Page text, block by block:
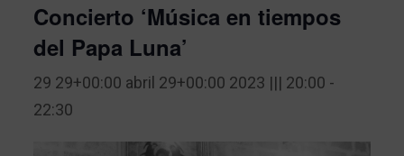
Concierto ‘Música en tiempos
del Papa Luna’
29 29+00:00 abril 29+00:00 2023 ||| 20:00 -
22:30